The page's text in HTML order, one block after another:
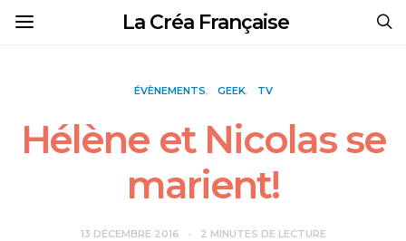
La Créa Française
ÉVÈNEMENTS GEEK TV
Hélène et Nicolas se
marient!
13 DÉCEMBRE 2016 2 MINUTES DE LECTURE